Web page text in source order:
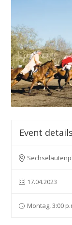
Event details
17.04.2023
Montag, 3:00